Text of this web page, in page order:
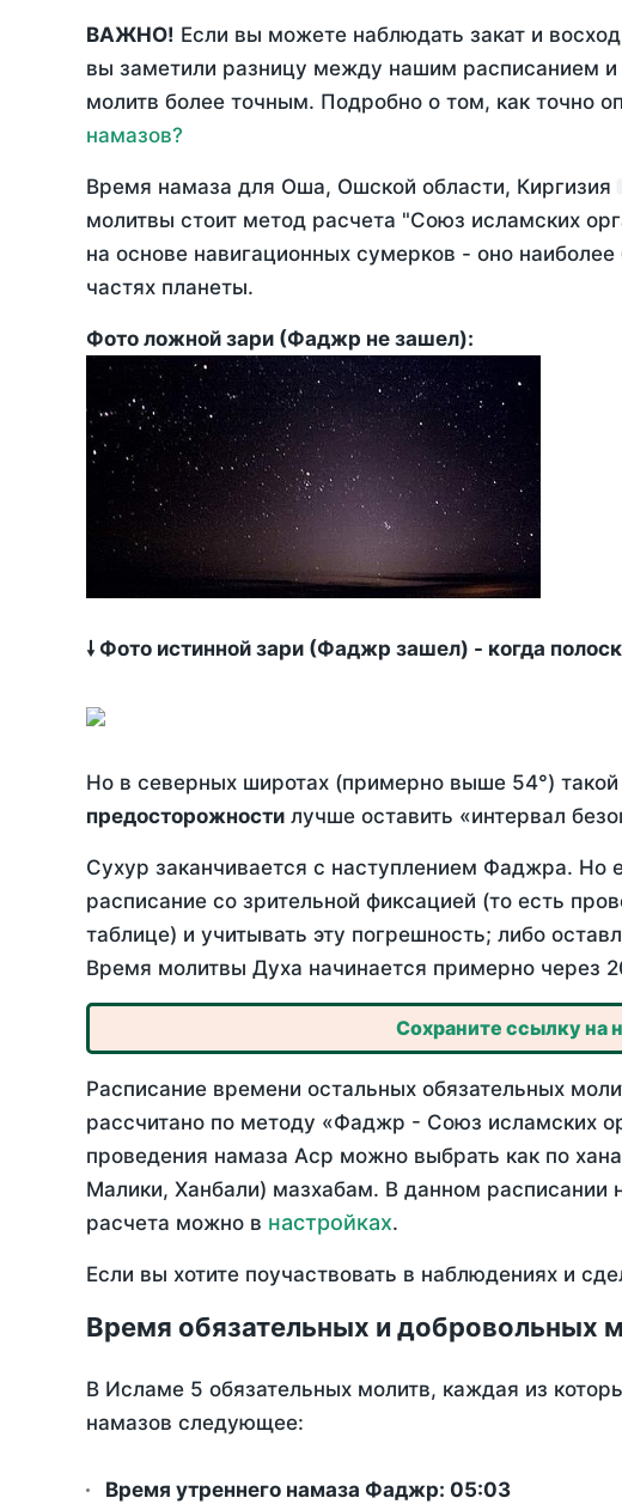
ВАЖНО! Если вы можете наблюдать закат и
вы заметили разницу между нашим расписанием
молитв более точным. Подробно о том, как точно
намазов?
Время намаза для Оша, Ошской области, Киргизия
молитвы стоит метод расчета "Союз исламских
на основе навигационных сумерков - оно
частях планеты.
Фото ложной зари (Фаджр не зашел):
🠗 Фото истинной зари (Фаджр зашел) - когда
Но в северных широтах (примерно выше 54°)
предосторожности лучше оставить «интервал
Сухур заканчивается с наступлением Фаджра. Но
расписание со зрительной фиксацией (то есть
таблице) и учитывать эту погрешность; либо
Время молитвы Духа начинается примерно через
Сохраните ссылку на
Расписание времени остальных обязательных
рассчитано по методу «Фаджр - Союз исламских
проведения намаза Аср можно выбрать как по
Малики, Ханбали) мазхабам. В данном
расчета можно в настройках.
Если вы хотите поучаствовать в наблюдениях и
Время обязательных и добровольных
В Исламе 5 обязательных молитв, каждая из
намазов следующее:
Время утреннего намаза Фаджр: 05:03